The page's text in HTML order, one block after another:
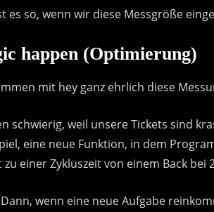
es so, wenn wir diese Messgröße
happen (Optimierung)
mit hey ganz ehrlich diese
schwierig, weil unsere Tickets sind
eine neue Funktion, in dem
zu einer Zykluszeit von einem Back bei
Dann, wenn eine neue Aufgabe